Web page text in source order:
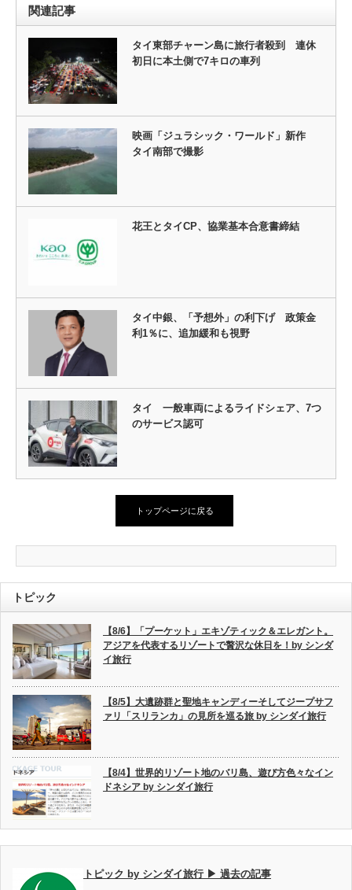
関連記事
タイ東部チャーン島に旅行者殺到 連休
初日に本土側で7キロの車列
映画「ジュラシック・ワールド」新作
タイ南部で撮影
花王とタイCP、協業基本合意書締結
タイ中銀、「予想外」の利下げ 政策金
利1％に、追加緩和も視野
タイ 一般車両によるライドシェア、7つ
のサービス認可
トップページに戻る
トピック
【8/6】「プーケット」エキゾティック＆エレガント。
アジアを代表するリゾートで贅沢な休日を！by シンダ
イ旅行
【8/5】大遺跡群と聖地キャンディーそしてジープサフ
ァリ「スリランカ」の見所を巡る旅 by シンダイ旅行
【8/4】世界的リゾート地のバリ島、遊び方色々なイン
ドネシア by シンダイ旅行
トピック by シンダイ旅行 ▶ 過去の記事